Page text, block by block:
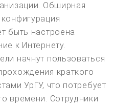
Обширная
быть настроена
к Интернету.
начнут пользоваться
краткого
УрГУ, что потребует
времени. Сотрудники